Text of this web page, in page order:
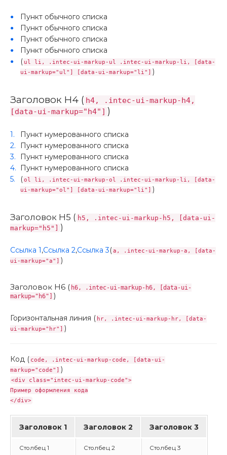
Пункт обычного списка
Пункт обычного списка
Пункт обычного списка
Пункт обычного списка
( ul li, .intec-ui-markup-ul .intec-ui-markup-li, [data-
ui-markup="ul"] [data-ui-markup="li"] )
Заголовок H4 ( h4, .intec-ui-markup-h4,
[data-ui-markup="h4"] )
Пункт нумерованного списка
Пункт нумерованного списка
Пункт нумерованного списка
Пункт нумерованного списка
(ol li, .intec-ui-markup-ol .intec-ui-markup-li, [data-
ui-markup="ol"] [data-ui-markup="li"] )
Заголовок H5 ( h5, .intec-ui-markup-h5, [data-ui-
markup="h5"]
)
Ссылка 1,Ссылка 2,Ссылка 3(a, .intec-ui-markup-a, [data-
ui-markup="a"] )
Заголовок H6 ( h6, .intec-ui-markup-h6, [data-ui-
markup="h6"]
)
Горизонтальная линия ( hr, .intec-ui-markup-hr, [data-
ui-markup="hr"] )
Код ( code, .intec-ui-markup-code, [data-ui-
markup="code"] )
<div class="intec-ui-markup-code">
Пример оформления кода
</div>
Заголовок 1 Заголовок 2 Заголовок 3
Столбец 1 Столбец 2 Столбец 3